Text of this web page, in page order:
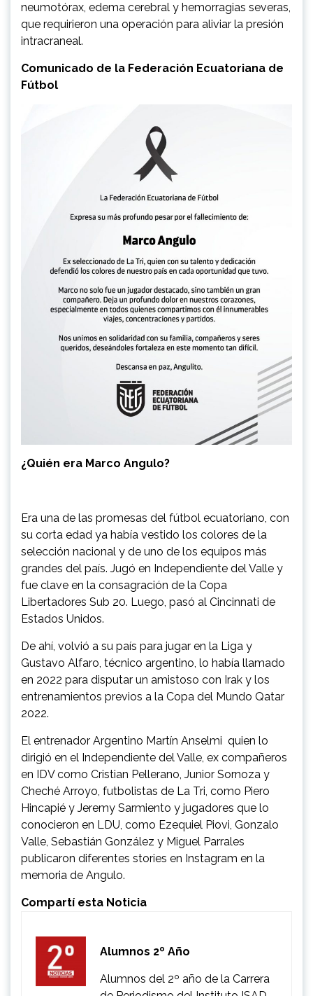
neumotórax, edema cerebral y hemorragias severas,
que requirieron una operación para aliviar la presión
intracraneal.
Comunicado de la Federación Ecuatoriana de
Fútbol
¿Quién era Marco Angulo?
Era una de las promesas del fútbol ecuatoriano, con
su corta edad ya había vestido los colores de la
selección nacional y de uno de los equipos más
grandes del país. Jugó en Independiente del Valle y
fue clave en la consagración de la Copa
Libertadores Sub 20. Luego, pasó al Cincinnati de
Estados Unidos.
De ahí, volvió a su país para jugar en la Liga y
Gustavo Alfaro, técnico argentino, lo había llamado
en 2022 para disputar un amistoso con Irak y los
entrenamientos previos a la Copa del Mundo Qatar
2022.
El entrenador Argentino Martín Anselmi quien lo
dirigió en el Independiente del Valle, ex compañeros
en IDV como Cristian Pellerano, Junior Sornoza y
Cheché Arroyo, futbolistas de La Tri, como Piero
Hincapié y Jeremy Sarmiento y jugadores que lo
conocieron en LDU, como Ezequiel Piovi, Gonzalo
Valle, Sebastián González y Miguel Parrales
publicaron diferentes stories en Instagram en la
memoria de Angulo.
Compartí esta Noticia
Alumnos 2º Año
Alumnos del 2º año de la Carrera